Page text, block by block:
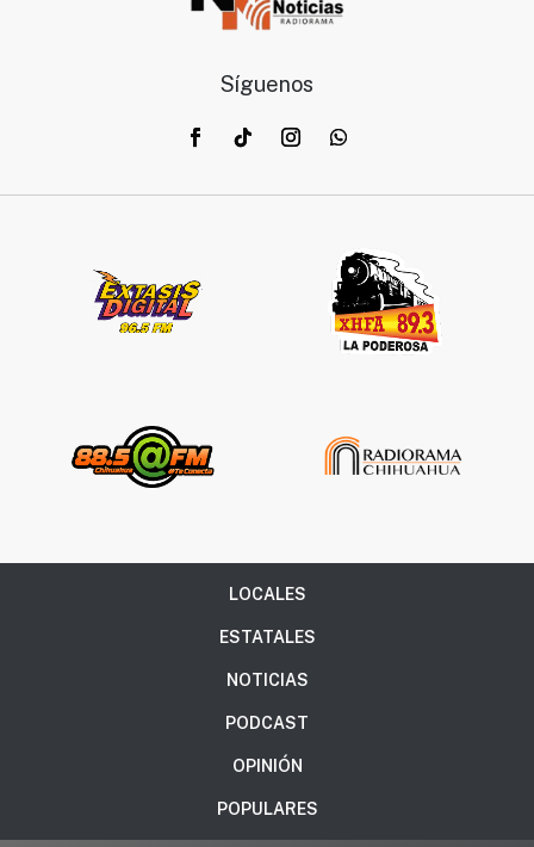
Síguenos
LOCALES
ESTATALES
NOTICIAS
PODCAST
OPINIÓN
POPULARES